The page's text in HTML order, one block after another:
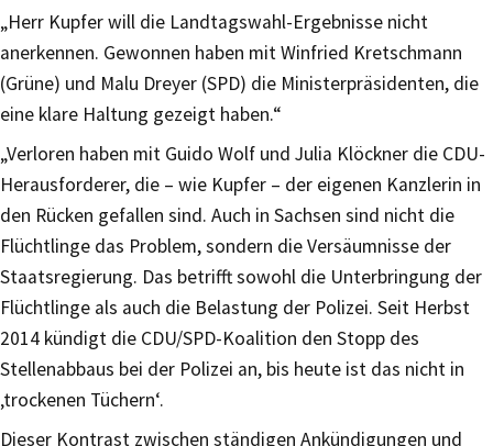
„Herr Kupfer will die Landtagswahl-Ergebnisse nicht
anerkennen. Gewonnen haben mit Winfried Kretschmann
(Grüne) und Malu Dreyer (SPD) die Ministerpräsidenten, die
eine klare Haltung gezeigt haben.“
„Verloren haben mit Guido Wolf und Julia Klöckner die CDU-
Herausforderer, die – wie Kupfer – der eigenen Kanzlerin in
den Rücken gefallen sind. Auch in Sachsen sind nicht die
Flüchtlinge das Problem, sondern die Versäumnisse der
Staatsregierung. Das betrifft sowohl die Unterbringung der
Flüchtlinge als auch die Belastung der Polizei. Seit Herbst
2014 kündigt die CDU/SPD-Koalition den Stopp des
Stellenabbaus bei der Polizei an, bis heute ist das nicht in
‚trockenen Tüchern‘.
Dieser Kontrast zwischen ständigen Ankündigungen und